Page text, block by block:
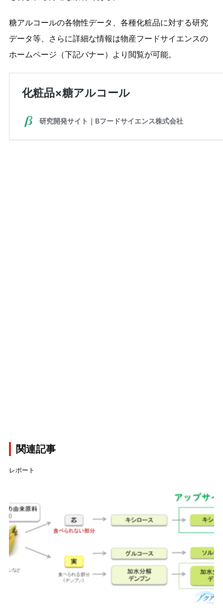
糖アルコールの各物性データ、各種化粧品に対する研究
データ等、さらに詳細な情報は物産フードサイエンスの
ホームページ（下記バナー）より閲覧が可能。
関連記事
レポート